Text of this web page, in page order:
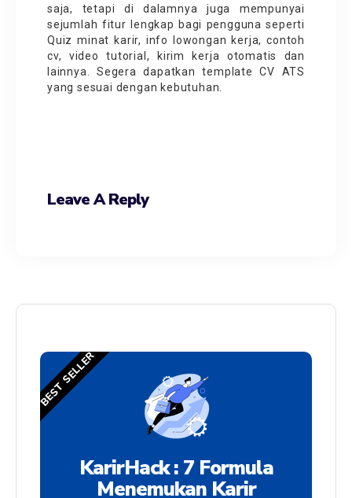
saja, tetapi di dalamnya juga mempunyai
sejumlah fitur lengkap bagi pengguna seperti
Quiz minat karir, info lowongan kerja,contoh
cv, video tutorial , kirim kerja otomatis
dan
lainnya. Segera dapatkan template CV ATS
yang sesuai dengan kebutuhan.
Leave A Reply
KarirHack : 7 Formula
Menemukan Karir
BEST SELLER